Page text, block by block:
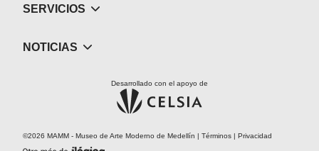
SERVICIOS
NOTICIAS
Desarrollado con el apoyo de
©2026 MAMM - Museo de Arte Moderno de Medellín | Términos | Privacidad